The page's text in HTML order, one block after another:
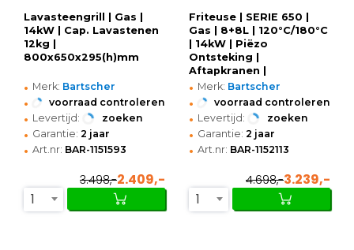
Lavasteengrill | Gas |
14kW | Cap. Lavastenen
12kg |
800x650x295(h)mm
• Merk: Bartscher
• voorraad controleren
• Levertijd: zoeken
• Garantie: 2 jaar
• Art.nr: BAR-1151593
3.498,-2.409,-
1
Friteuse | SERIE 650 |
Gas | 8+8L | 120°C/180°C
| 14kW | Piëzo
Ontsteking |
Aftapkranen |
600x650x295(h)mm
• Merk: Bartscher
• voorraad controleren
• Levertijd: zoeken
• Garantie: 2 jaar
• Art.nr: BAR-1152113
4.698,-3.239,-
1